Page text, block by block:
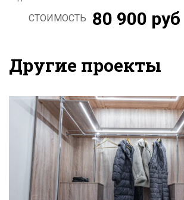
СТОИМОСТЬ 80 900 руб
Другие проекты